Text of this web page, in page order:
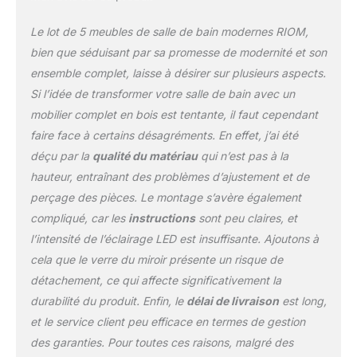
l'espace disponible dans
matériaux de haute
qualité et une fabrication
robuste garantissent un
investissement rentable.
Beaucoup d'espace de
rangement – le meuble
est doté d'étagères
divisées, de tiroirs et de
compartiments ouverts
qui vous offrent
suffisamment d'espace
pour les serviettes, les
articles de toilette et
autres articles du
quotidien. Montage facile
– grâce aux instructions
détaillées (français non
garanti), le meuble est
Le lot de 5 meubles de salle de bain modernes RIOM,
bien que séduisant par sa promesse de modernité et son
ensemble complet, laisse à désirer sur plusieurs aspects.
Si l’idée de transformer votre salle de bain avec un
mobilier complet en bois est tentante, il faut cependant
faire face à certains désagréments. En effet, j’ai été
déçu par la qualité du matériauqui n’est pas à la
hauteur, entraînant des problèmes d’ajustement et de
perçage des pièces. Le montage s’avère également
compliqué, car les instructionssont peu claires, et
l’intensité de l’éclairage LED est insuffisante. Ajoutons à
cela que le verre du miroir présente un risque de
détachement, ce qui affecte significativement la
durabilité du produit. Enfin, le délai de livraisonest long,
et le service client peu efficace en termes de gestion
des garanties. Pour toutes ces raisons, malgré des